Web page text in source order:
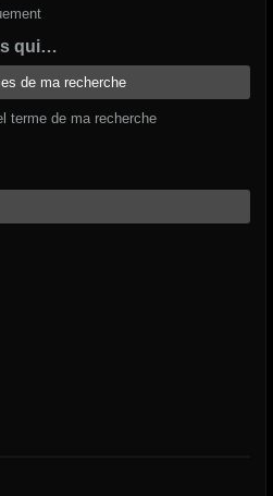
qui…
de ma recherche
terme de ma recherche